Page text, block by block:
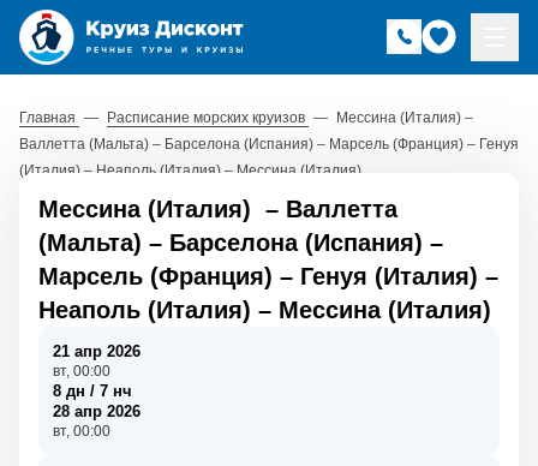
Главная — Расписание морских круизов — Мессина (Италия) –
Валлетта (Мальта) – Барселона (Испания) – Марсель (Франция) – Генуя
(Италия) – Неаполь (Италия) – Мессина (Италия)
Мессина (Италия) – Валлетта
(Мальта) – Барселона (Испания) –
Марсель (Франция) – Генуя (Италия) –
Неаполь (Италия) – Мессина (Италия)
21 апр 2026
вт, 00:00
8 дн / 7 нч
28 апр 2026
вт, 00:00